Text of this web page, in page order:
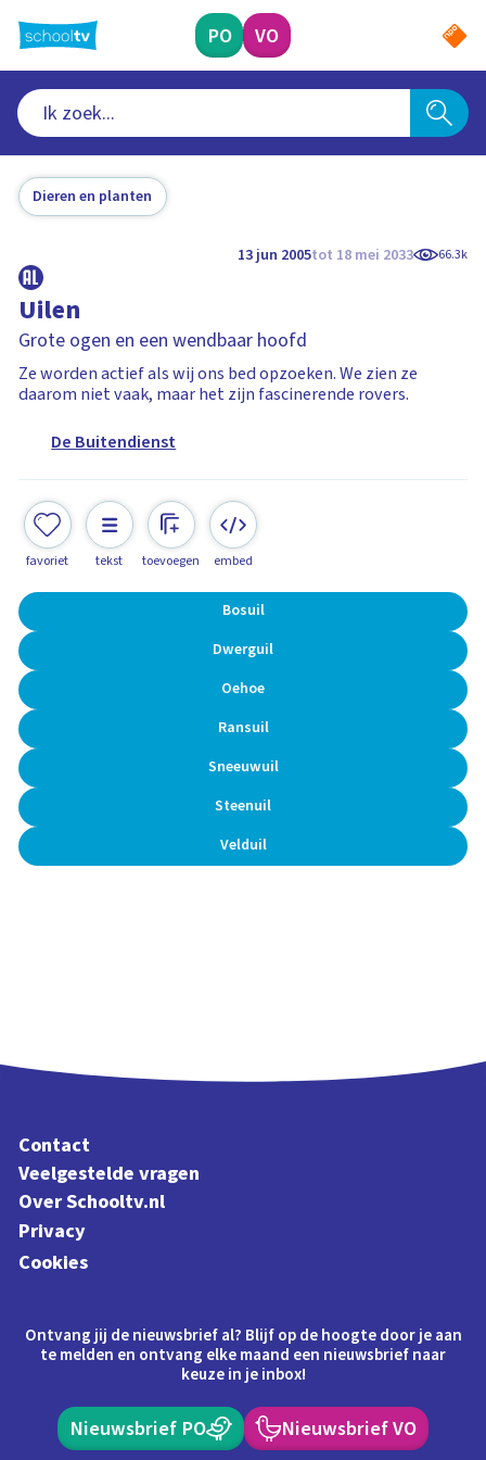
naar
hoofdinhoud
PO VO
Dieren en planten
13 jun 2005tot 18 mei 2033 66.3k
Uilen
Grote ogen en een wendbaar hoofd
Ze worden actief als wij ons bed opzoeken. We zien ze
daarom niet vaak, maar het zijn fascinerende rovers.
De Buitendienst
favoriet tekst toevoegen embed
Bosuil
Dwerguil
Oehoe
Ransuil
Sneeuwuil
Steenuil
Velduil
Contact
Veelgestelde vragen
Over Schooltv.nl
Privacy
Cookies
Ontvang jij de nieuwsbrief al? Blijf op de hoogte door je aan
te melden en ontvang elke maand een nieuwsbrief naar
keuze in je inbox!
Nieuwsbrief PO Nieuwsbrief VO